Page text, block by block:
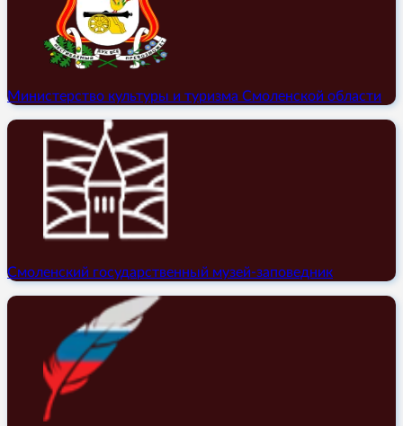
Министерство культуры и туризма Смоленской области
Смоленский государственный музей-заповедник